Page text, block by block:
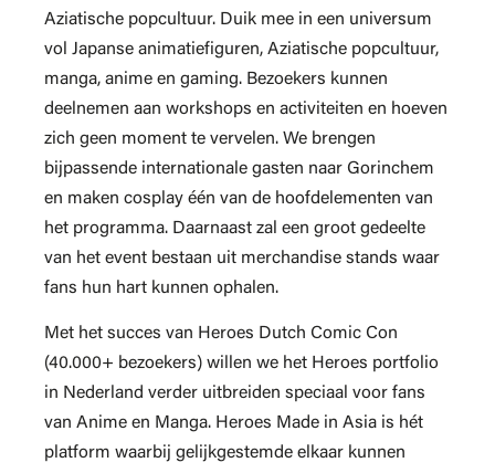
Aziatische popcultuur. Duik mee in een universum
vol Japanse animatiefiguren, Aziatische popcultuur,
manga, anime en gaming. Bezoekers kunnen
deelnemen aan workshops en activiteiten en hoeven
zich geen moment te vervelen. We brengen
bijpassende internationale gasten naar Gorinchem
en maken cosplay één van de hoofdelementen van
het programma. Daarnaast zal een groot gedeelte
van het event bestaan uit merchandise stands waar
fans hun hart kunnen ophalen.
Met het succes van Heroes Dutch Comic Con
(40.000+ bezoekers) willen we het Heroes portfolio
in Nederland verder uitbreiden speciaal voor fans
van Anime en Manga. Heroes Made in Asia is hét
platform waarbij gelijkgestemde elkaar kunnen